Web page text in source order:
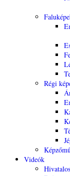
Régi
Videók